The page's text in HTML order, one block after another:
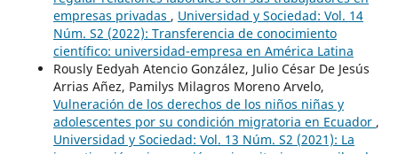
empresas privadas , Universidad y Sociedad: Vol. 14
Núm. S2 (2022): Transferencia de conocimiento
científico: universidad-empresa en América Latina
Rously Eedyah Atencio González, Julio César De Jesús
Arrias Añez, Pamilys Milagros Moreno Arvelo,
Vulneración de los derechos de los niños niñas y
adolescentes por su condición migratoria en Ecuador ,
Universidad y Sociedad: Vol. 13 Núm. S2 (2021): La